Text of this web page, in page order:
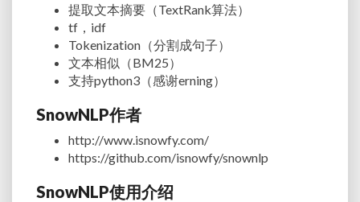
提取文本摘要（TextRank算法）
tf，idf
Tokenization（分割成句子）
文本相似（BM25）
支持python3（感谢erning）
SnowNLP作者
http://www.isnowfy.com/
https://github.com/isnowfy/snownlp
SnowNLP使用介绍